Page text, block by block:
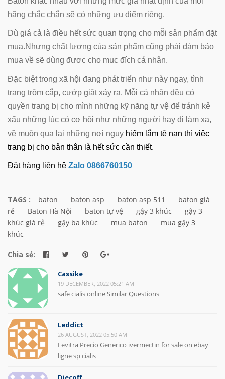
hãng chắc chắn sẽ có những ưu điểm riêng.
Dù giá cả là điều hết sức quan trọng cho mỗi sản phẩm đặt
mua.Nhưng chất lượng của sản phẩm cũng phải đảm bảo
mua về sẽ dùng được cho mục đích cá nhân.
Đặc biệt trong xã hội đang phát triển như này ngay, tình
trạng trộm cắp, cướp giật xảy ra. Mỗi cá nhân đều có
quyền trang bị cho mình những kỹ năng tự vệ để tránh kẻ
xấu những lúc có cơ hội như những người hay đi làm xa,
về muộn qua lại những nơi nguy hiểm lắm tệ nạn thì việc
trang bị cho bản thân là hết sức cần thiết.
Đặt hàng liên hệ Zalo 0866760150
TAGS : baton baton asp baton asp 511
baton giá
rẻ
Baton Hà Nội baton tự vệ gậy 3 khúc
gậy 3
khúc giá rẻ
gậy ba khúc mua baton
mua gậy 3
khúc
Chia sẻ:
Cassike
19 DECEMBER, 2022 05:21 AM
safe cialis online Similar Questions
Leddict
26 AUGUST, 2022 05:50 AM
Levitra Precio Generico ivermectin for sale on ebay
ligne sp cialis